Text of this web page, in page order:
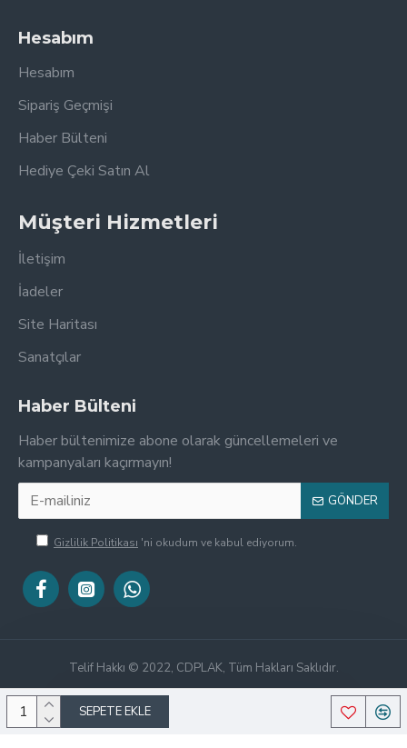
SEPETE EKLE
Hesabım
Hesabım
Sipariş Geçmişi
Haber Bülteni
Hediye Çeki Satın Al
Müşteri Hizmetleri
İletişim
İadeler
Site Haritası
Sanatçılar
Haber Bülteni
Haber bültenimize abone olarak güncellemeleri ve
kampanyaları kaçırmayın!
GÖNDER
Gizlilik Politikası 'ni okudum ve kabul ediyorum.
Telif Hakkı © 2022, CDPLAK, Tüm Hakları Saklıdır.